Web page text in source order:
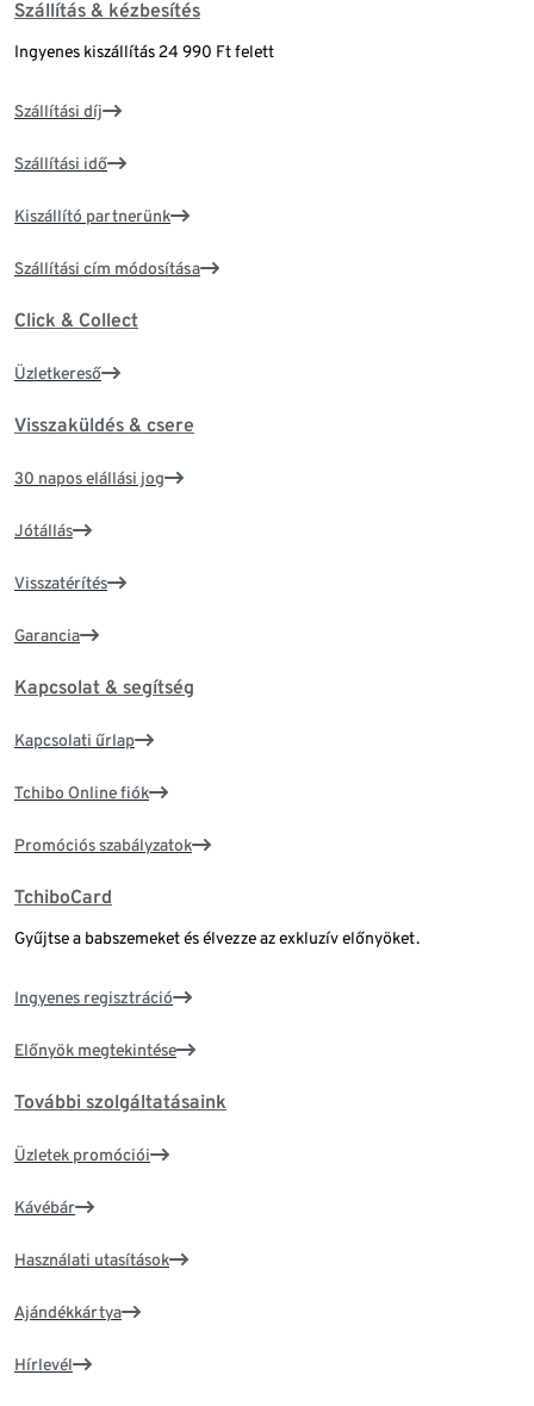
Szállítás & kézbesítés
Ingyenes kiszállítás 24 990 Ft felett
Szállítási díj
Szállítási idő
Kiszállító partnerünk
Szállítási cím módosítása
Click & Collect
Üzletkereső
Visszaküldés & csere
30 napos elállási jog
Jótállás
Visszatérítés
Garancia
Kapcsolat & segítség
Kapcsolati űrlap
Tchibo Online fiók
Promóciós szabályzatok
TchiboCard
Gyűjtse a babszemeket és élvezze az exkluzív előnyöket.
Ingyenes regisztráció
Előnyök megtekintése
További szolgáltatásaink
Üzletek promóciói
Kávébár
Használati utasítások
Ajándékkártya
Hírlevél